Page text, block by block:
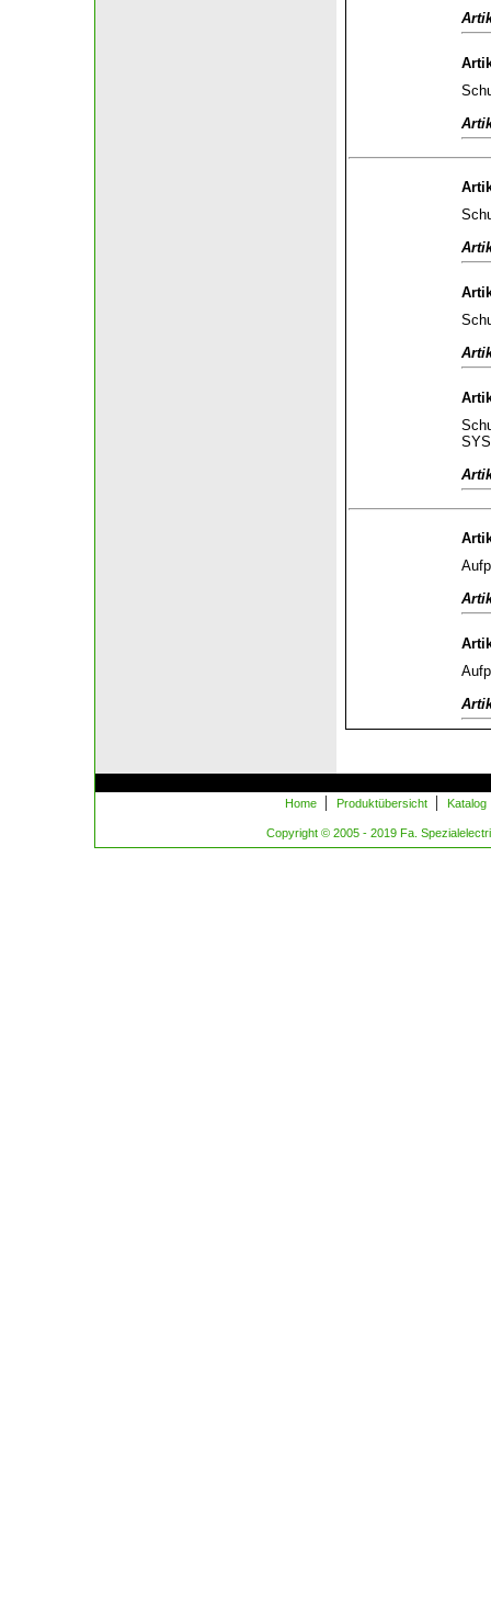
Home | Produktübersicht | Katalog
Copyright © 2005 - 2019 Fa.